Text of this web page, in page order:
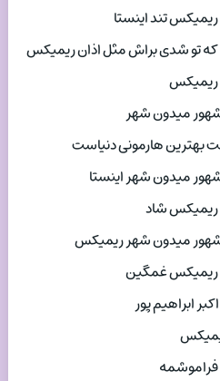
تند اینستا
که تو شدی براش مثل اذان ریمیکس
ریمیکس
میدون شهر
بهترین هارمونی دنیاست
میدون شهر اینستا
ریمیکس شاد
میدون شهر ریمیکس
ریمیکس غمگین
ابراهیم پور
فراموشمه